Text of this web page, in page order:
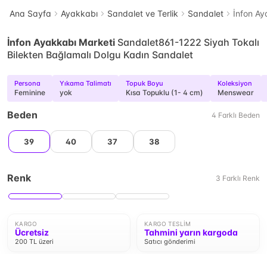
Ana Sayfa Ayakkabı Sandalet ve Terlik Sandalet İnfon
İnfon Ayakkabı Marketi Sandalet861-1222 Siyah Tokalı
Bilekten Bağlamalı Dolgu Kadın Sandalet
Persona
Feminine
Yıkama Talimatı
yok
Topuk Boyu
Kısa Topuklu (1- 4 cm)
Koleksiyon
Menswear
Beden 4 Farklı Beden
39 40 37 38
Renk 3 Farklı Renk
KARGO
Ücretsiz
200 TL üzeri
KARGO TESLIM
Tahmini yarın kargoda
Satıcı gönderimi